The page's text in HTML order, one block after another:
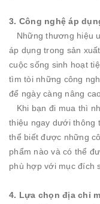
3. Công nghệ áp
Những thương hiệu
áp dụng trong sản
cuộc sống sinh hoạt
tìm tòi những công
để ngày càng nâng
Khi bạn đi mua thì
thiệu ngay dưới thông
thể biết được những
phẩm nào và có thể
phù hợp với mục đích
4. Lựa chọn địa chỉ